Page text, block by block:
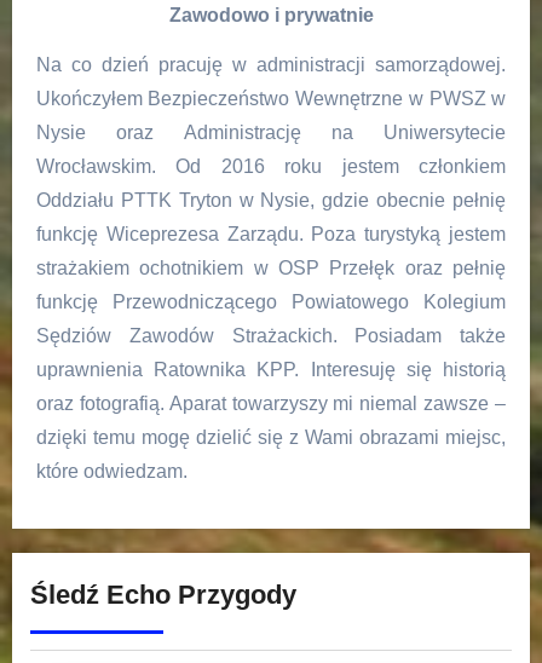
Zawodowo i prywatnie
Na co dzień pracuję w administracji samorządowej.
Ukończyłem Bezpieczeństwo Wewnętrzne w PWSZ w
Nysie oraz Administrację na Uniwersytecie
Wrocławskim. Od 2016 roku jestem członkiem
Oddziału PTTK Tryton w Nysie, gdzie obecnie pełnię
funkcję Wiceprezesa Zarządu. Poza turystyką jestem
strażakiem ochotnikiem w OSP Przełęk oraz pełnię
funkcję Przewodniczącego Powiatowego Kolegium
Sędziów Zawodów Strażackich. Posiadam także
uprawnienia Ratownika KPP. Interesuję się historią
oraz fotografią. Aparat towarzyszy mi niemal zawsze –
dzięki temu mogę dzielić się z Wami obrazami miejsc,
które odwiedzam.
Śledź Echo Przygody